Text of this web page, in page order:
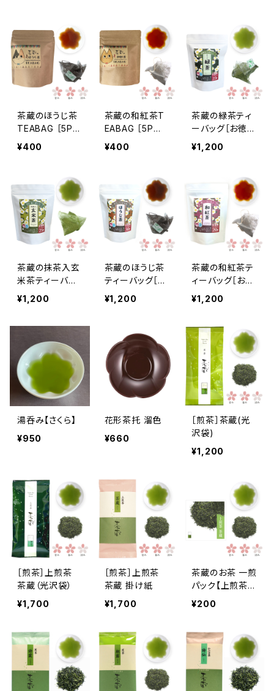
茶蔵のほうじ茶
TEABAG ［5P
入/ねこクラフト
¥400
茶蔵の和紅茶T
EABAG ［5P入/
ねこクラフトシリ
¥400
茶蔵の緑茶ティ
ーバッグ［お徳用
25P入］
¥1,200
茶蔵の抹茶入玄
米茶ティーバッ
グ［お徳用25P
入］
¥1,200
茶蔵のほうじ茶
ティーバッグ［お
徳用30P入］
¥1,200
茶蔵の和紅茶テ
ィーバッグ［お徳
用20P入］
¥1,200
湯呑み【さくら】
¥950
花形茶托 溜色
¥660
［煎茶］茶蔵(光
沢袋)
¥1,200
［煎茶］上煎茶
茶蔵（光沢袋）
¥1,700
［煎茶］上煎茶
茶蔵 掛け紙
¥1,700
茶蔵のお茶 一煎
パック【上煎茶
茶蔵（さくら）】
¥200